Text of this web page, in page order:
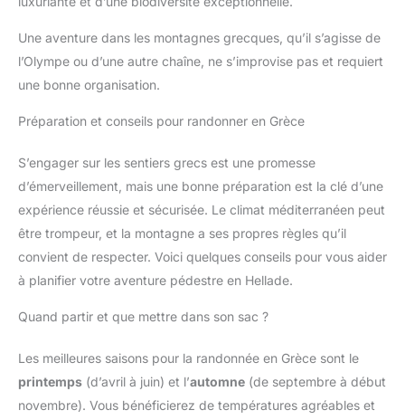
Une aventure dans les montagnes grecques, qu’il s’agisse de
l’Olympe ou d’une autre chaîne, ne s’improvise pas et requiert
une bonne organisation.
Préparation et conseils pour randonner en Grèce
S’engager sur les sentiers grecs est une promesse
d’émerveillement, mais une bonne préparation est la clé d’une
expérience réussie et sécurisée. Le climat méditerranéen peut
être trompeur, et la montagne a ses propres règles qu’il
convient de respecter. Voici quelques conseils pour vous aider
à planifier votre aventure pédestre en Hellade.
Quand partir et que mettre dans son sac ?
Les meilleures saisons pour la randonnée en Grèce sont le
printemps (d’avril à juin) et l’automne (de septembre à début
novembre). Vous bénéficierez de températures agréables et